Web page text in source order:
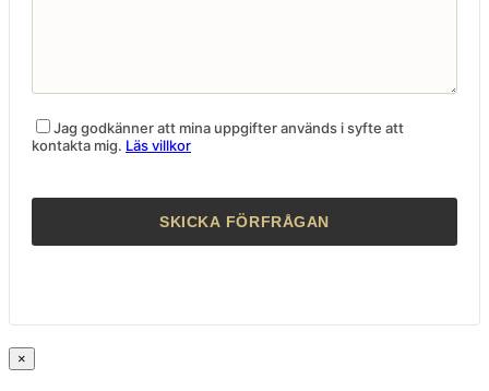
Jag godkänner att mina uppgifter används i syfte att
kontakta mig. Läs villkor
×